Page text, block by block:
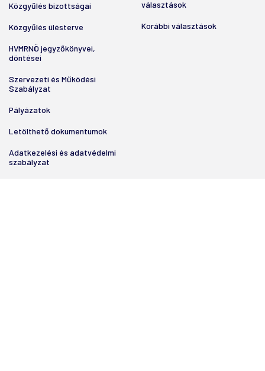
Közgyűlés bizottságai
Közgyűlés ülésterve
HVMRNÖ jegyzőkönyvei,
döntései
Szervezeti és Működési
Szabályzat
Pályázatok
Letölthető dokumentumok
Adatkezelési és adatvédelmi
szabályzat
választások
Korábbi választások